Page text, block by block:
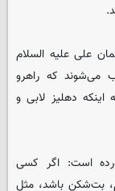
علی علیه السلام
می‌شوند که راهرو
دهلیز لابی و
است: اگر کسی
بت‌شکن باشد، مثل